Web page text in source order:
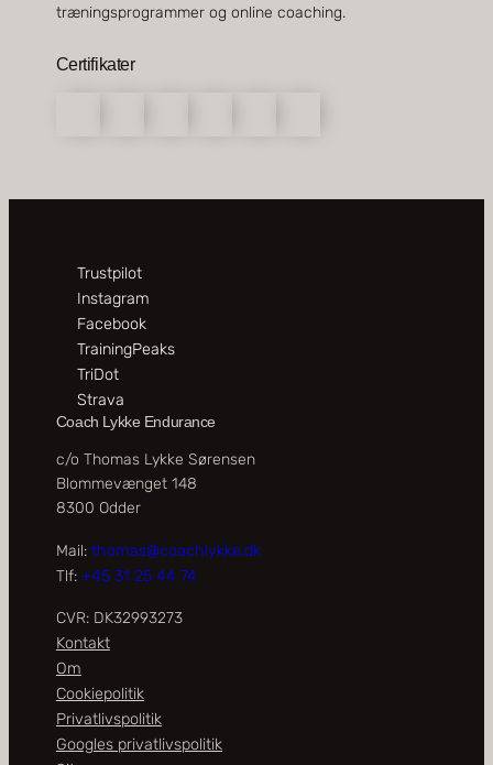
træningsprogrammer og online coaching.
Certifikater
Trustpilot
Instagram
Facebook
TrainingPeaks
TriDot
Strava
Coach Lykke Endurance
c/o Thomas Lykke Sørensen
Blommevænget 148
8300 Odder
Mail: thomas@coachlykke.dk
Tlf: +45 31 25 44 74
CVR: DK32993273
Kontakt
Om
Cookiepolitik
Privatlivspolitik
Googles privatlivspolitik